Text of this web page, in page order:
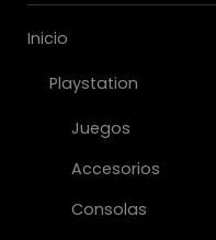
Inicio
Playstation
Juegos
Accesorios
Consolas